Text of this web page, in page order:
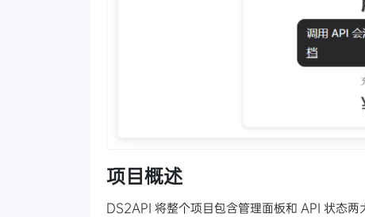
项目概述
DS2API 将整个项目包含管理面板和 API 状态两